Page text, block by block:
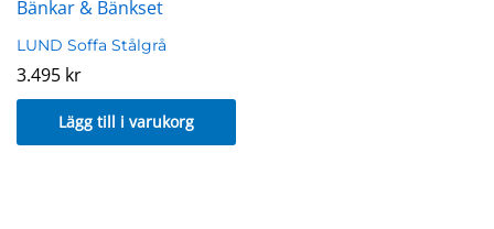
LUND Soffa Stålgrå
3.495 kr
Lägg till i varukorg